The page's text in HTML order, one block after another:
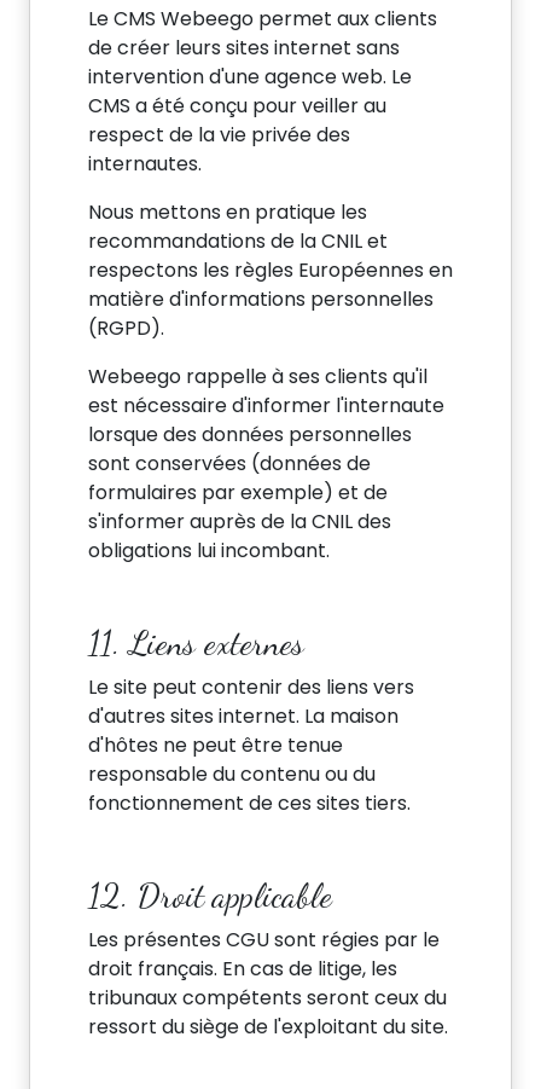
Le CMS Webeego permet aux clients
de créer leurs sites internet sans
intervention d'une agence web. Le
CMS a été conçu pour veiller au
respect de la vie privée des
internautes.
Nous mettons en pratique les
recommandations de la CNIL et
respectons les règles Européennes en
matière d'informations personnelles
(RGPD).
Webeego rappelle à ses clients qu'il
est nécessaire d'informer l'internaute
lorsque des données personnelles
sont conservées (données de
formulaires par exemple) et de
s'informer auprès de la CNIL des
obligations lui incombant.
11. Liens externes
Le site peut contenir des liens vers
d'autres sites internet. La maison
d'hôtes ne peut être tenue
responsable du contenu ou du
fonctionnement de ces sites tiers.
12. Droit applicable
Les présentes CGU sont régies par le
droit français. En cas de litige, les
tribunaux compétents seront ceux du
ressort du siège de l'exploitant du site.